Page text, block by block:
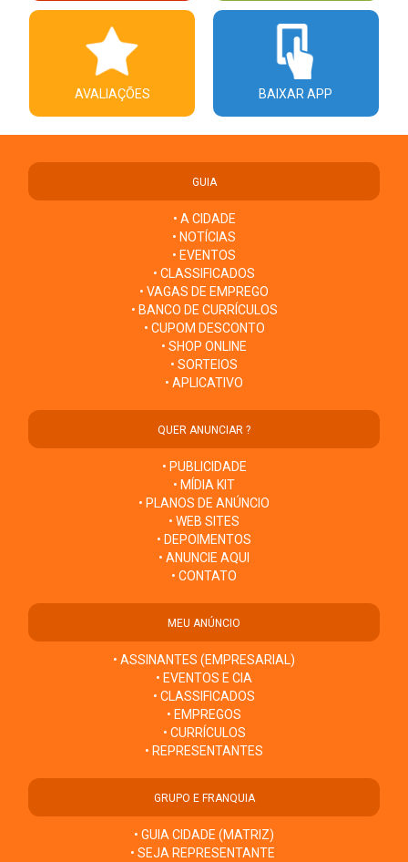
AVALIAÇÕES BAIXAR APP
GUIA
• A CIDADE
• NOTÍCIAS
• EVENTOS
• CLASSIFICADOS
• VAGAS DE EMPREGO
• BANCO DE CURRÍCULOS
• CUPOM DESCONTO
• SHOP ONLINE
• SORTEIOS
• APLICATIVO
QUER ANUNCIAR ?
• PUBLICIDADE
• MÍDIA KIT
• PLANOS DE ANÚNCIO
• WEB SITES
• DEPOIMENTOS
• ANUNCIE AQUI
• CONTATO
MEU ANÚNCIO
• ASSINANTES (EMPRESARIAL)
• EVENTOS E CIA
• CLASSIFICADOS
• EMPREGOS
• CURRÍCULOS
• REPRESENTANTES
GRUPO E FRANQUIA
• GUIA CIDADE (MATRIZ)
• SEJA REPRESENTANTE